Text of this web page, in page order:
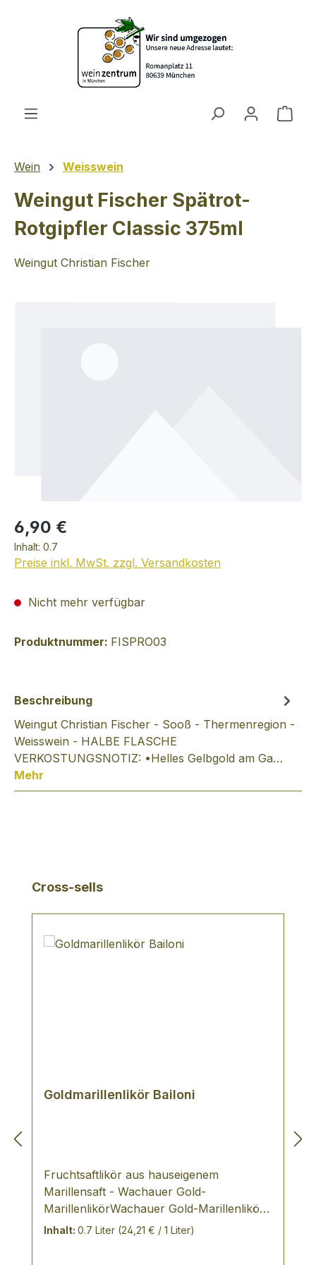
Zum Hauptinhalt springen
Wein Weisswein
Weingut Fischer Spätrot-
Rotgipfler Classic 375ml
Weingut Christian Fischer
6,90 €
Inhalt: 0.7
Preise inkl. MwSt. zzgl. Versandkosten
Nicht mehr verfügbar
Produktnummer: FISPRO03
Beschreibung
Weingut Christian Fischer - Sooß - Thermenregion -
Weisswein - HALBE FLASCHE
VERKOSTUNGSNOTIZ: •Helles Gelbgold am Ga…
Mehr
Produktgalerie überspringen
Cross-sells
Goldmarillenlikör Bailoni
Fruchtsaftlikör aus hauseigenem
Marillensaft - Wachauer Gold-
MarillenlikörWachauer Gold-Marillenlikör
und Wachauer Gold-Marillenschnaps sind
Inhalt: 0.7 Liter (24,21 € / 1 Liter)